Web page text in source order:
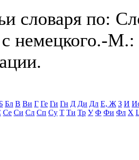
словаря по:
немецкого.-
Бл В Ви Г Ге Ги Гн Д Ди Дл Е, Ж З И
Се Си Сл Сп Су Т Ти Тр У Ф Фи Фл Х